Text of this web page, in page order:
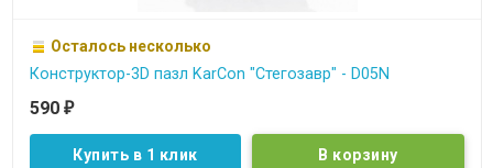
Осталось несколько
Конструктор-3D пазл KarCon "Стегозавр" - D05N
590 ₽
Купить в 1 клик